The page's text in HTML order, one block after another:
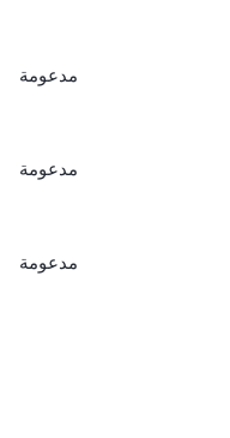
مدعومة
مدعومة
مدعومة